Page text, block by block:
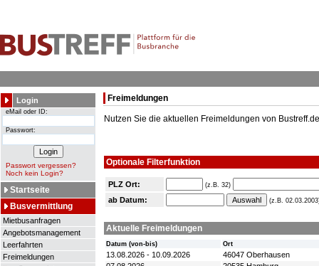
Login
eMail oder ID:
Passwort:
Passwort vergessen?
Noch kein Login?
Startseite
Busvermittlung
Mietbusanfragen
Angebotsmanagement
Leerfahrten
Freimeldungen
Freimeldungen
Nutzen Sie die aktuellen Freimeldungen von
Optionale Filterfunktion
PLZ Ort: (z.B. 32)
ab Datum: (z.B.
Aktuelle Freimeldungen
Datum (von-bis) Ort
13.08.2026 - 10.09.2026
46047 Oberhausen